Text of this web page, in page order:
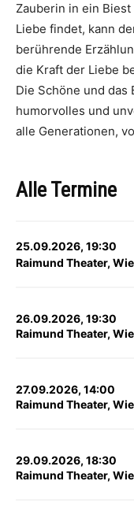
Zauberin in ein
Liebe findet, kann
berührende
die Kraft der Liebe
Die Schöne und das
humorvolles und
alle Generationen,
Alle Termine
25.09.2026, 19:30
Raimund Theater,
26.09.2026, 19:30
Raimund Theater,
27.09.2026, 14:00
Raimund Theater,
29.09.2026, 18:30
Raimund Theater,